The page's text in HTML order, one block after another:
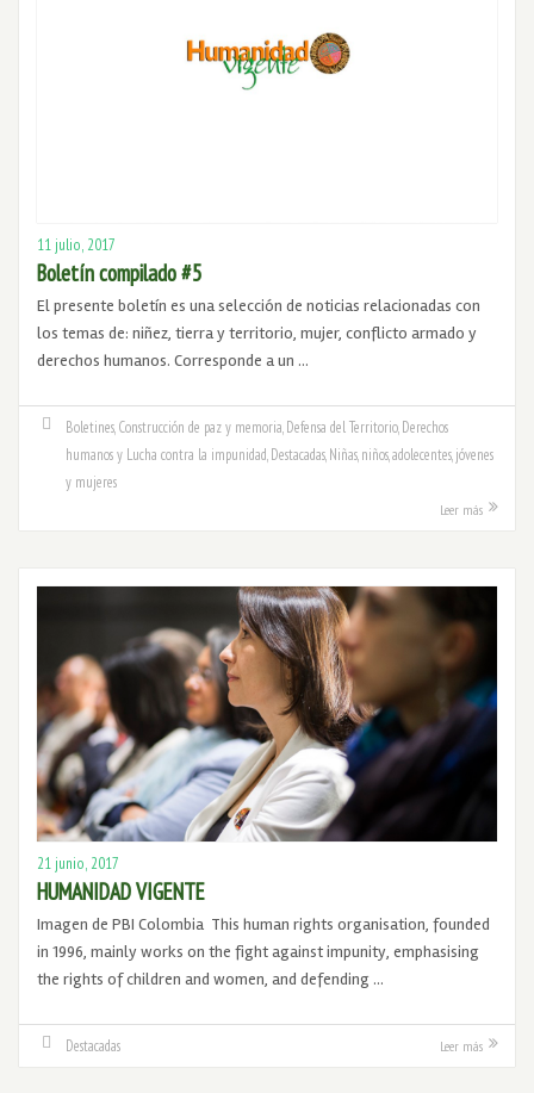
11 julio, 2017
Boletín compilado #5
El presente boletín es una selección de noticias relacionadas con
los temas de: niñez, tierra y territorio, mujer, conflicto armado y
derechos humanos. Corresponde a un …
Boletines,Construcción de paz y memoria,Defensa del Territorio,Derechos
humanos y Lucha contra la impunidad,Destacadas,Niñas, niños, adolecentes, jóvenes
y mujeres
Leer más
21 junio, 2017
HUMANIDAD VIGENTE
Imagen de PBI Colombia This human rights organisation, founded
in 1996, mainly works on the fight against impunity, emphasising
the rights of children and women, and defending …
Destacadas Leer más